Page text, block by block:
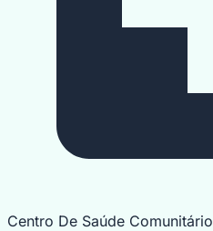
Centro De Saúde Comunitário